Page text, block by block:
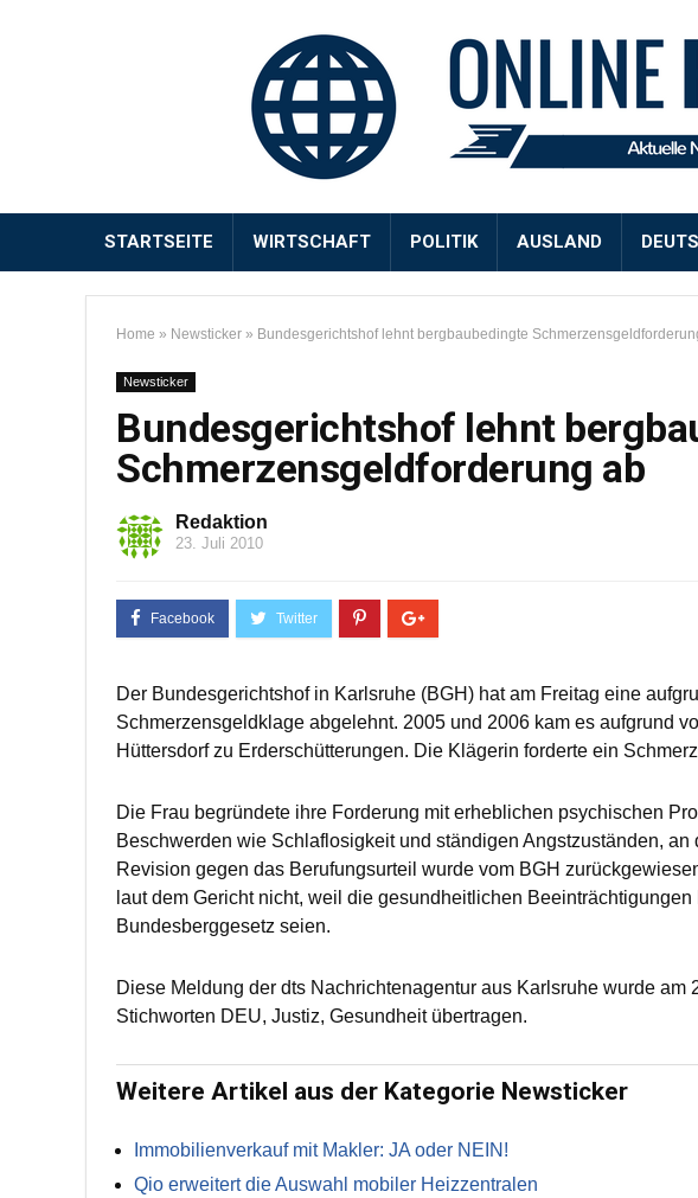
STARTSEITE WIRTSCHAFT POLITIK AUSLAND
Home » Newsticker » Bundesgerichtshof lehnt bergbaubedingte
Newsticker
Bundesgerichtshof lehnt
Schmerzensgeldforderung ab
Redaktion
23. Juli 2010
Der Bundesgerichtshof in Karlsruhe (BGH) hat am Freitag eine
Schmerzensgeldklage abgelehnt. 2005 und 2006 kam es aufgrund
Hüttersdorf zu Erderschütterungen. Die Klägerin forderte ein
Die Frau begründete ihre Forderung mit erheblichen psychischen
Beschwerden wie Schlaflosigkeit und ständigen Angstzuständen,
Revision gegen das Berufungsurteil wurde vom BGH
laut dem Gericht nicht, weil die gesundheitlichen
Bundesberggesetz seien.
Diese Meldung der dts Nachrichtenagentur aus Karlsruhe wurde am
Stichworten DEU, Justiz, Gesundheit übertragen.
Weitere Artikel aus der Kategorie Newsticker
Immobilienverkauf mit Makler: JA oder NEIN!
Qio erweitert die Auswahl mobiler Heizzentralen